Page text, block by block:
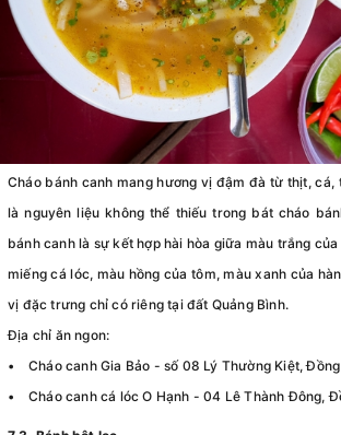
Cháo bánh canh mang hương vị đậm đà từ thịt,
là nguyên liệu không thể thiếu trong bát cháo
bánh canh là sự kết hợp hài hòa giữa màu trắng
miếng cá lóc, màu hồng của tôm, màu xanh của
vị đặc trưng chỉ có riêng tại đất Quảng Bình.
Địa chỉ ăn ngon:
• Cháo canh Gia Bảo - số 08 Lý Thường Kiệt, Đồng
• Cháo canh cá lóc O Hạnh - 04 Lê Thành Đông,